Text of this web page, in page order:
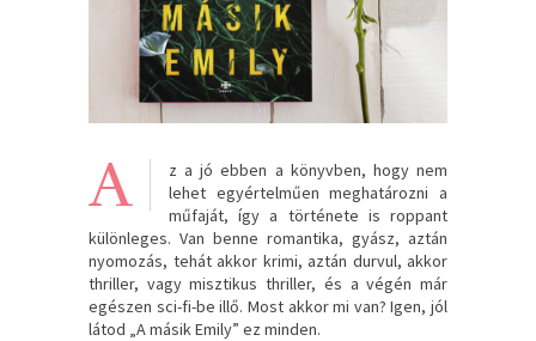
A
z a jó ebben a könyvben, hogy nem
lehet egyértelműen meghatározni a
műfaját, így a története is roppant
különleges. Van benne romantika, gyász, aztán
nyomozás, tehát akkor krimi, aztán durvul, akkor
thriller, vagy misztikus thriller, és a végén már
egészen sci-fi-be illő. Most akkor mi van? Igen, jól
látod „A másik Emily” ez minden.